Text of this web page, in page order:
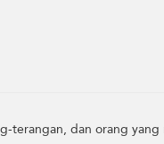
terangan, dan orang